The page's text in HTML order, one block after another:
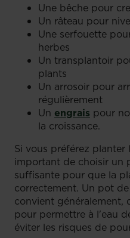
Une bêche pour
Un râteau pour
Une serfouette
herbes
Un transplantoir
plants
Un arrosoir pour
régulièrement
Un engrais pour
la croissance.
Si vous préférez
important de choisir un
suffisante pour que la
correctement. Un pot
convient généralement,
pour permettre à l'eau
éviter les risques de